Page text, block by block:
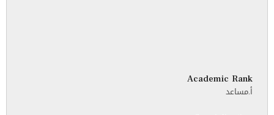
Academic Rank
أ.مساعد